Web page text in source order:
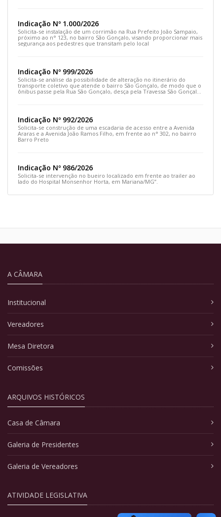
Indicação Nº 1.000/2026
Solicita-se instalação de um corrimão na Rua Prefeito João Sampaio,
próximo ao n° 123, no bairro São Gonçalo, visando proporcionar mais
segurança aos pedestres que transitam pelo local
Indicação Nº 999/2026
Solicita-se análise da possibilidade de alteração no itinerário do
transporte coletivo que atende o bairro São Gonçalo, de modo que o
ônibus passe pela Rua São Gonçalo, desça pela Travessa São Gonçalo
Indicação Nº 992/2026
Solicita-se construção de uma escadaria de acesso entre a Avenida
Araras e a Avenida João Ramos Filho, em frente ao n° 302, no bairro
Barro Preto
Indicação Nº 986/2026
Solicita-se intervenção no bueiro localizado em frente ao trailer ao
lado do Hospital Monsenhor Horta, em Mariana/MG”.
A CÂMARA
Institucional
Vereadores
Mesa Diretora
Comissões
ARQUIVOS HISTÓRICOS
Casa de Câmara
Galeria de Presidentes
Galeria de Vereadores
ATIVIDADE LEGISLATIVA